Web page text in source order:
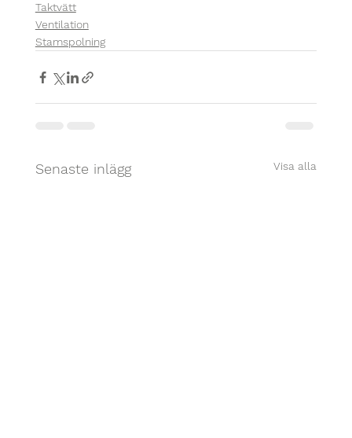
Taktvätt
Ventilation
Stamspolning
Senaste inlägg Visa alla